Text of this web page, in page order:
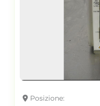
Posizione